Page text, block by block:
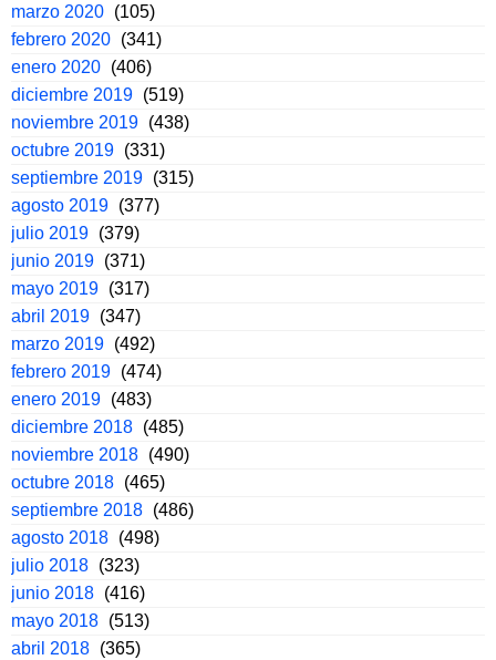
marzo 2020 (105)
febrero 2020 (341)
enero 2020 (406)
diciembre 2019 (519)
noviembre 2019 (438)
octubre 2019 (331)
septiembre 2019 (315)
agosto 2019 (377)
julio 2019 (379)
junio 2019 (371)
mayo 2019 (317)
abril 2019 (347)
marzo 2019 (492)
febrero 2019 (474)
enero 2019 (483)
diciembre 2018 (485)
noviembre 2018 (490)
octubre 2018 (465)
septiembre 2018 (486)
agosto 2018 (498)
julio 2018 (323)
junio 2018 (416)
mayo 2018 (513)
abril 2018 (365)